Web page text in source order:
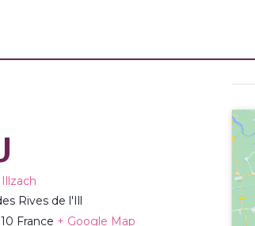
Rives de l'Ill
France + Google Map